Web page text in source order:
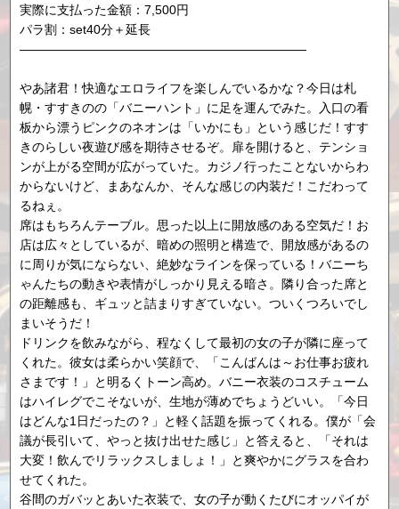
実際に支払った金額：7,500円
パラ割：set40分＋延長
―――――――――――――――――――――――
やあ諸君！快適なエロライフを楽しんでいるかな？今日は札
幌・すすきのの「バニーハント」に足を運んでみた。入口の看
板から漂うピンクのネオンは「いかにも」という感じだ！すす
きのらしい夜遊び感を期待させるぞ。扉を開けると、テンショ
ンが上がる空間が広がっていた。カジノ行ったことないからわ
からないけど、まあなんか、そんな感じの内装だ！こだわって
るねぇ。
席はもちろんテーブル。思った以上に開放感のある空気だ！お
店は広々としているが、暗めの照明と構造で、開放感があるの
に周りが気にならない、絶妙なラインを保っている！バニーち
ゃんたちの動きや表情がしっかり見える暗さ。隣り合った席と
の距離感も、ギュッと詰まりすぎていない。ついくつろいでし
まいそうだ！
ドリンクを飲みながら、程なくして最初の女の子が隣に座って
くれた。彼女は柔らかい笑顔で、「こんばんは～お仕事お疲れ
さまです！」と明るくトーン高め。バニー衣装のコスチューム
はハイレグでこそないが、生地が薄めでちょうどいい。「今日
はどんな1日だったの？」と軽く話題を振ってくれる。僕が「会
議が長引いて、やっと抜け出せた感じ」と答えると、「それは
大変！飲んでリラックスしましょ！」と爽やかにグラスを合わ
せてくれた。
谷間のガバッとあいた衣装で、女の子が動くたびにオッパイが